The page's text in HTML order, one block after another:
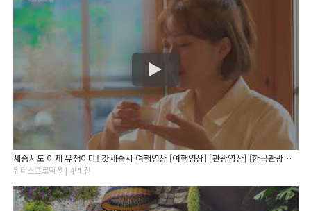
세종시도 이제 유잼이다! 갓세종시 여행영상 [여행영상] [관광영상] [한국관광공사]
위더스프로덕션 | 4년 전